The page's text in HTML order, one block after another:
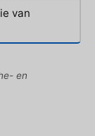
van
en